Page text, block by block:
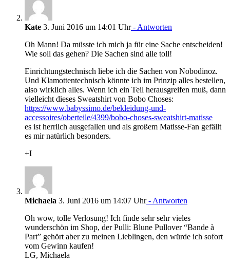
Kate 3. Juni 2016 um 14:01 Uhr- Antworten
Oh Mann! Da müsste ich mich ja für eine Sache entscheiden!
Wie soll das gehen? Die Sachen sind alle toll!
Einrichtungstechnisch liebe ich die Sachen von Nobodinoz.
Und Klamottentechnisch könnte ich im Prinzip alles bestellen,
also wirklich alles. Wenn ich ein Teil herausgreifen muß, dann
vielleicht dieses Sweatshirt von Bobo Choses:
https://www.babyssimo.de/bekleidung-und-
accessoires/oberteile/4399/bobo-choses-sweatshirt-matisse
es ist herrlich ausgefallen und als großem Matisse-Fan gefällt
es mir natürlich besonders.
+I
Michaela 3. Juni 2016 um 14:07 Uhr- Antworten
Oh wow, tolle Verlosung! Ich finde sehr sehr vieles
wunderschön im Shop, der Pulli: Blune Pullover “Bande à
Part” gehört aber zu meinen Lieblingen, den würde ich sofort
vom Gewinn kaufen!
LG, Michaela